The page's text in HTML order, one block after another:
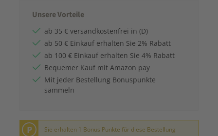
Unsere Vorteile
ab 35 € versandkostenfrei in (D)
ab 50 € Einkauf erhalten Sie 2% Rabatt
ab 100 € Einkauf erhalten Sie 4% Rabatt
Bequemer Kauf mit Amazon pay
Mit jeder Bestellung Bonuspunkte
sammeln
P Sie erhalten 1 Bonus Punkte für diese Bestellung